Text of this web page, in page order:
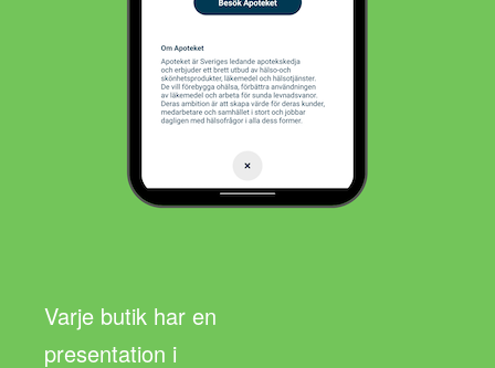
Varje butik har en
presentation i